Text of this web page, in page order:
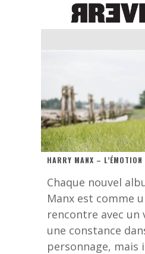
HARRY MANX – L’ÉMOTION
Chaque nouvel
Manx est comme
rencontre avec un
une constance
personnage, mais